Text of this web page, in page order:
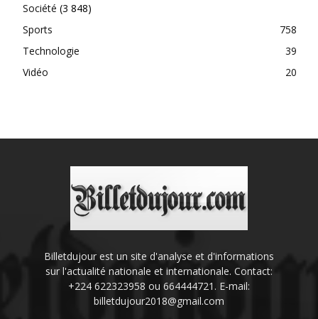
Société (3 848)
Sports
758
Technologie
39
Vidéo
20
Billetdujour est un site d'analyse et d'informations
sur l'actualité nationale et internationale. Contact:
+224 622323958 ou 664444721. E-mail:
billetdujour2018@gmail.com